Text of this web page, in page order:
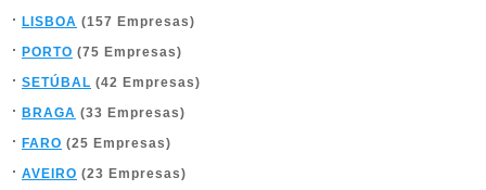
LISBOA (157 Empresas)
PORTO (75 Empresas)
SETÚBAL (42 Empresas)
BRAGA (33 Empresas)
FARO (25 Empresas)
AVEIRO (23 Empresas)